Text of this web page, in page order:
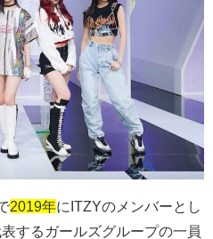
2019年に ITZYのメンバーとし
するガールズグループの一員